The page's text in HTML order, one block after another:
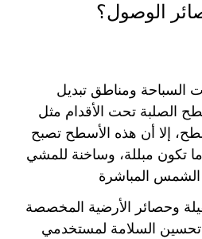
الوصول؟
السباحة ومناطق تبديل
الصلبة تحت الأقدام مثل
إلا أن هذه الأسطح تصبح
تكون مبللة، وساخنة للمشي
وحصائر الأرضية المخصصة
السلامة لمستخدمي